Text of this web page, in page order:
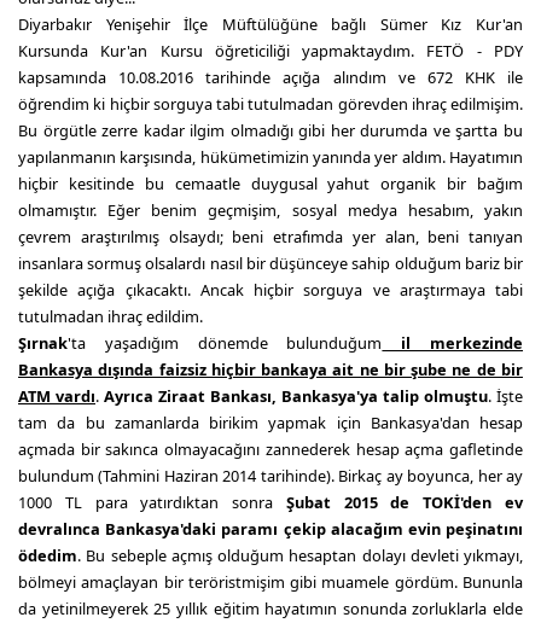
Diyarbakır Yenişehir İlçe Müftülüğüne bağlı Sümer Kız Kur'an
Kursunda Kur'an Kursu öğreticiliği yapmaktaydım. FETÖ - PDY
kapsamında 10.08.2016 tarihinde açığa alındım ve 672 KHK ile
öğrendim ki hiçbir sorguya tabi tutulmadan görevden ihraç edilmişim.
Bu örgütle zerre kadar ilgim olmadığı gibi her durumda ve şartta bu
yapılanmanın karşısında, hükümetimizin yanında yer aldım. Hayatımın
hiçbir kesitinde bu cemaatle duygusal yahut organik bir bağım
olmamıştır. Eğer benim geçmişim, sosyal medya hesabım, yakın
çevrem araştırılmış olsaydı; beni etrafımda yer alan, beni tanıyan
insanlara sormuş olsalardı nasıl bir düşünceye sahip olduğum bariz bir
şekilde açığa çıkacaktı. Ancak hiçbir sorguya ve araştırmaya tabi
tutulmadan ihraç edildim.
Şırnak'ta yaşadığım dönemde bulunduğum il merkezinde
Bankasya dışında faizsiz hiçbir bankaya ait ne bir şube ne de bir
ATM vardı. Ayrıca Ziraat Bankası, Bankasya'ya talip olmuştu. İşte
tam da bu zamanlarda birikim yapmak için Bankasya'dan hesap
açmada bir sakınca olmayacağını zannederek hesap açma gafletinde
bulundum (Tahmini Haziran 2014 tarihinde). Birkaç ay boyunca, her ay
1000 TL para yatırdıktan sonra Şubat 2015 de TOKİ'den ev
devralınca Bankasya'daki paramı çekip alacağım evin peşinatını
ödedim. Bu sebeple açmış olduğum hesaptan dolayı devleti yıkmayı,
bölmeyi amaçlayan bir teröristmişim gibi muamele gördüm. Bununla
da yetinilmeyerek 25 yıllık eğitim hayatımın sonunda zorluklarla elde